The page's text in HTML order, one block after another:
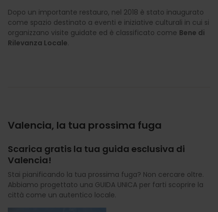
Dopo un importante restauro, nel 2018 è stato inaugurato
come spazio destinato a eventi e iniziative culturali in cui si
organizzano visite guidate ed è classificato come Bene di
Rilevanza Locale.
Valencia, la tua prossima fuga
Scarica gratis la tua guida esclusiva di
Valencia!
Stai pianificando la tua prossima fuga? Non cercare oltre.
Abbiamo progettato una GUIDA UNICA per farti scoprire la
città come un autentico locale.